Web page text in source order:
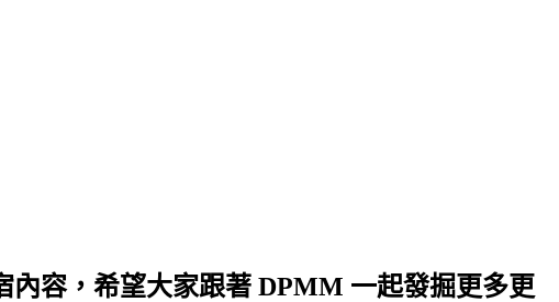
容，希望大家跟著 DPMM 一起發掘更多更